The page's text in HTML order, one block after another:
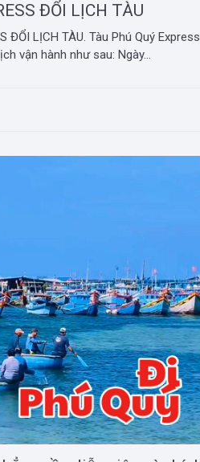
ĐỔI LỊCH TÀU
ĐỔI LỊCH TÀU. Tàu Phú Quý Express
vận hành như sau: Ngày...